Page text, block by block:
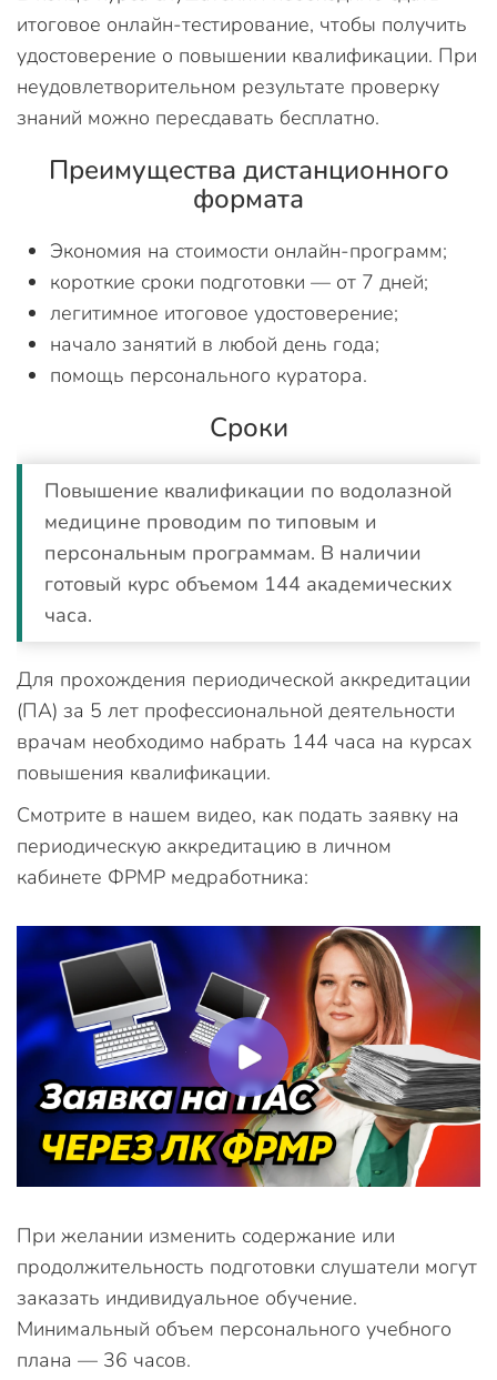
итоговое онлайн-тестирование, чтобы получить
удостоверение о повышении квалификации. При
неудовлетворительном результате проверку
знаний можно пересдавать бесплатно.
Преимущества дистанционного
формата
Экономия на стоимости онлайн-программ;
короткие сроки подготовки — от 7 дней;
легитимное итоговое удостоверение;
начало занятий в любой день года;
помощь персонального куратора.
Сроки
Повышение квалификации по водолазной
медицине проводим по типовым и
персональным программам. В наличии
готовый курс объемом 144 академических
часа.
Для прохождения периодической аккредитации
(ПА) за 5 лет профессиональной деятельности
врачам необходимо набрать 144 часа на курсах
повышения квалификации.
Смотрите в нашем видео, как подать заявку на
периодическую аккредитацию в личном
кабинете ФРМР медработника:
При желании изменить содержание или
продолжительность подготовки слушатели могут
заказать индивидуальное обучение.
Минимальный объем персонального учебного
плана — 36 часов.